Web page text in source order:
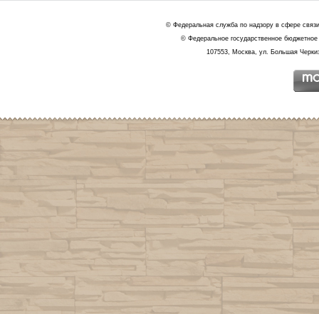
© Федеральная служба по надзору в сфере
© Федеральное государственное
107553, Москва, ул. Большая